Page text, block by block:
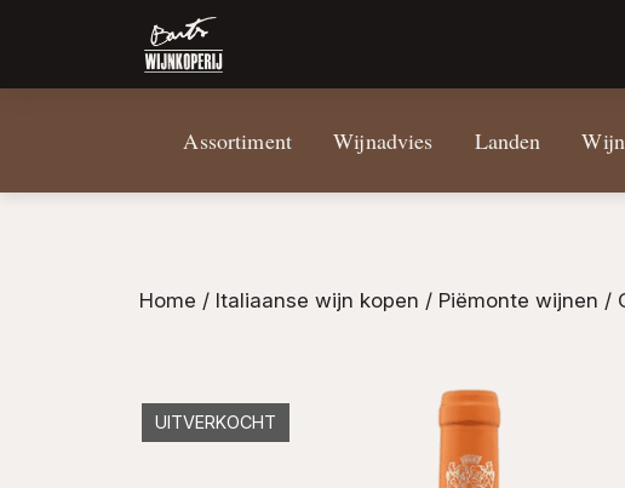
Assortiment Wijnadvies Landen
Home / Italiaanse wijn kopen / Piëmonte wijnen /
UITVERKOCHT